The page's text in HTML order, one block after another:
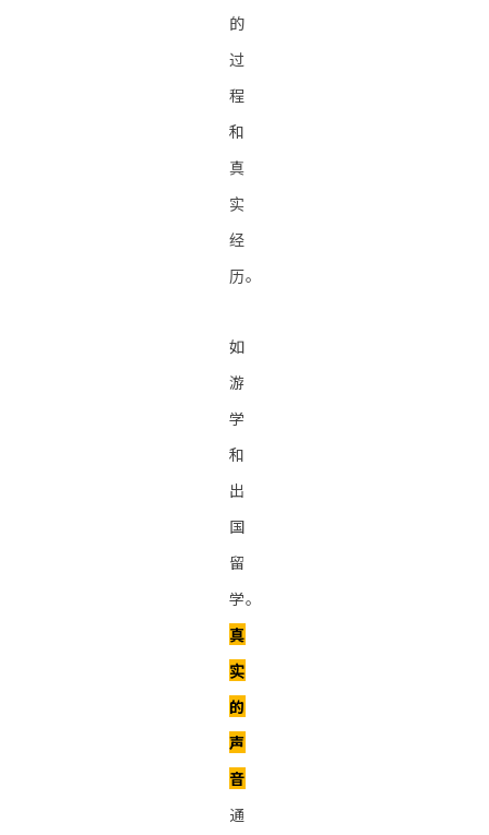
的
过
程
和
真
实
经
历。
如
游
学
和
出
国
留
学。
真
实
的
声
音
通